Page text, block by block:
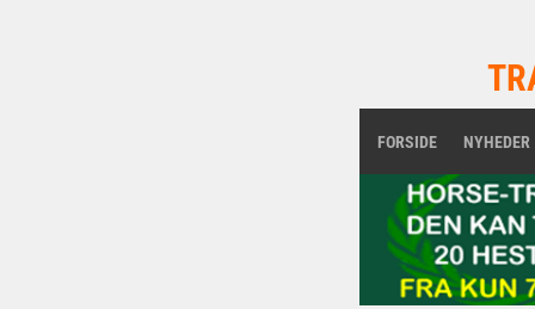
FORSIDE NYHEDER